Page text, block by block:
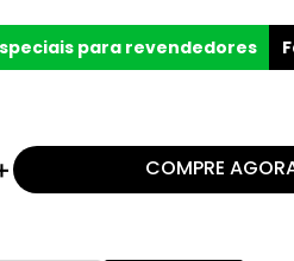
para revendedores
COMPRE